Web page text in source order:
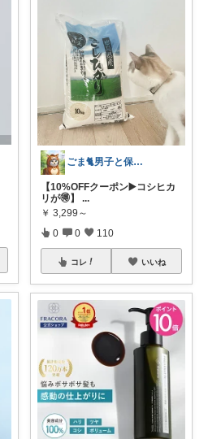
ごま🐈男子と保護猫のママ🐈
【10%OFFクーポン▶️コシヒカ
リが🉐】
...
￥ 3,299～
0 0 110
コレ いいね